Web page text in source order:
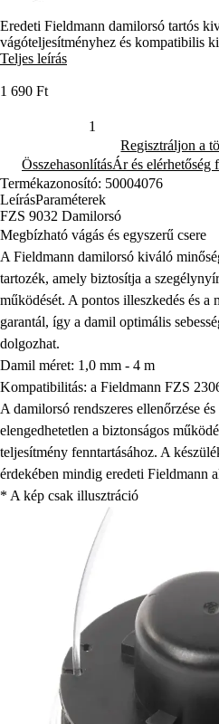
Eredeti Fieldmann damilorsó tartós
vágóteljesítményhez és kompatibilis
Teljes leírás
1 690 Ft
Regisztráljon a
ÖsszehasonlításÁr és elérhetőség
Termékazonosító: 50004076
LeírásParaméterek
FZS 9032 Damilorsó
Megbízható vágás és egyszerű csere
A Fieldmann damilorsó kiváló
tartozék, amely biztosítja a
működését. A pontos illeszkedés és a
garantál, így a damil optimális
dolgozhat.
Damil méret: 1,0 mm - 4 m
Kompatibilitás: a Fieldmann FZS
A damilorsó rendszeres ellenőrzése
elengedhetetlen a biztonságos
teljesítmény fenntartásához. A
érdekében mindig eredeti Fieldmann
* A kép csak illusztráció